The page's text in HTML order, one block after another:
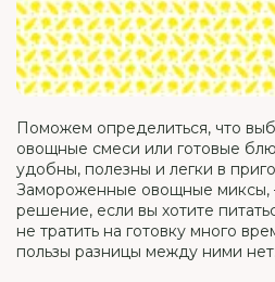
Поможем определиться, что
овощные смеси или готовые
удобны, полезны и легки в
Замороженные овощные миксы,
решение, если вы хотите
не тратить на готовку много
пользы разницы между ними нет: